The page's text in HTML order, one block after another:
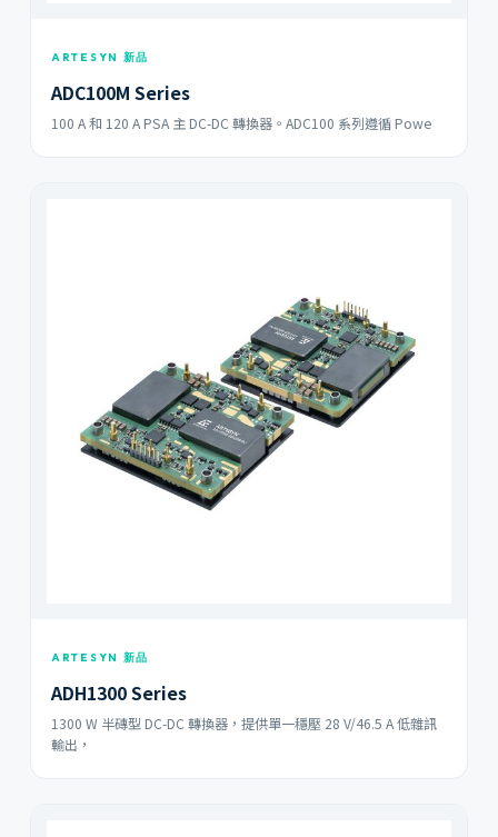
ARTESYN 新品
ADC100M Series
100 A 和 120 A PSA 主 DC-DC 轉換器。ADC100 系列遵循 Powe
ARTESYN 新品
ADH1300 Series
1300 W 半磚型 DC-DC 轉換器，提供單一穩壓 28 V/46.5 A 低雜訊
輸出，